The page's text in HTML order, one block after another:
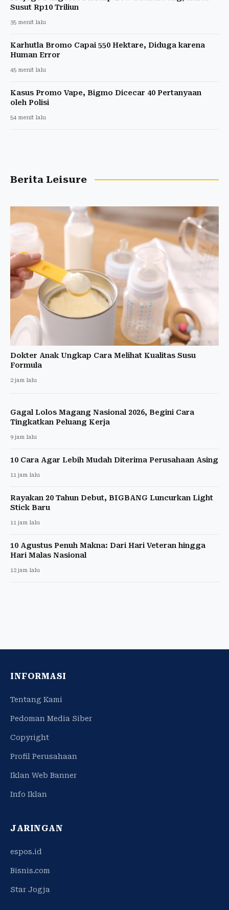
Susut Rp10 Triliun
35 menit lalu
Karhutla Bromo Capai 550 Hektare, Diduga karena
Human Error
45 menit lalu
Kasus Promo Vape, Bigmo Dicecar 40 Pertanyaan
oleh Polisi
54 menit lalu
Berita Leisure
Dokter Anak Ungkap Cara Melihat Kualitas Susu
Formula
2 jam lalu
Gagal Lolos Magang Nasional 2026, Begini Cara
Tingkatkan Peluang Kerja
9 jam lalu
10 Cara Agar Lebih Mudah Diterima Perusahaan Asing
11 jam lalu
Rayakan 20 Tahun Debut, BIGBANG Luncurkan Light
Stick Baru
11 jam lalu
10 Agustus Penuh Makna: Dari Hari Veteran hingga
Hari Malas Nasional
12 jam lalu
INFORMASI
Tentang Kami
Pedoman Media Siber
Copyright
Profil Perusahaan
Iklan Web Banner
Info Iklan
JARINGAN
espos.id
Bisnis.com
Star Jogja